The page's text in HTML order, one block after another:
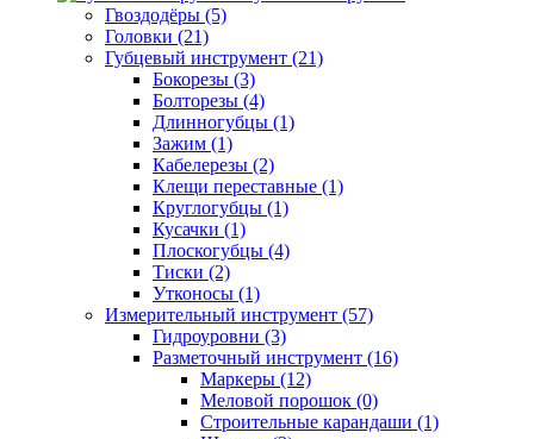
Гвоздодёры (5)
Головки (21)
Губцевый инструмент (21)
Бокорезы (3)
Болторезы (4)
Длинногубцы (1)
Зажим (1)
Кабелерезы (2)
Клещи переставные (1)
Круглогубцы (1)
Кусачки (1)
Плоскогубцы (4)
Тиски (2)
Утконосы (1)
Измерительный инструмент (57)
Гидроуровни (3)
Разметочный инструмент (16)
Маркеры (12)
Меловой порошок (0)
Строительные карандаши (1)